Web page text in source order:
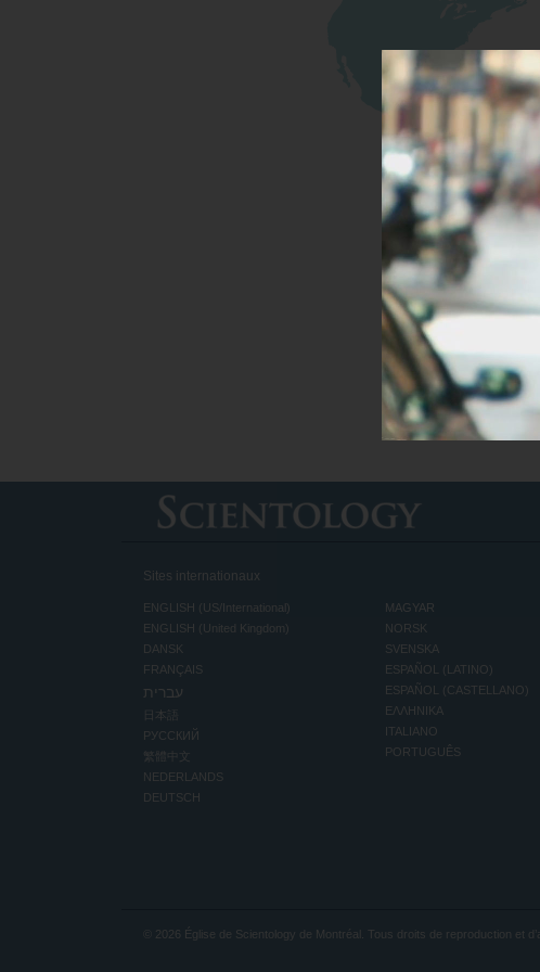
Sites internationaux
ENGLISH (US/International)
ENGLISH (United Kingdom)
DANSK
FRANÇAIS
עברית
日本語
РУССКИЙ
繁體中文
NEDERLANDS
DEUTSCH
MAGYAR
NORSK
SVENSKA
ESPAÑOL (LATINO)
ESPAÑOL (CASTELLANO)
ΕΛΛΗΝΙΚA
ITALIANO
PORTUGUÊS
© 2026 Église de Scientology de Montréal. Tous droits de reproduction et